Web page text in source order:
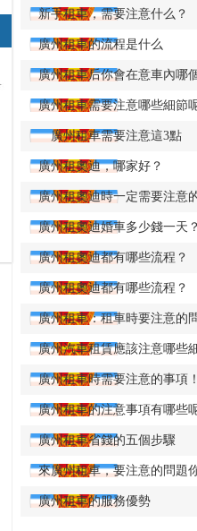
新手租車，需要注意什么？
廣州租車的流程是什么
廣州租車后你會在意車內哪
廣州租車需要注意哪些細節
廣州租車需要注意這3點
廣州租奧迪，哪家好？
廣州租奧迪時一定需要注意
廣州租奧迪婚車多少錢一天
廣州租奧迪都有哪些流程？
廣州租奧迪都有哪些流程？
廣州租車：租車時要注意的
廣州汽車租賃應該注意哪些
廣州租車時需要注意的事項
廣州租車的注意事項有哪些
廣州租車省錢的五個步驟
來廣州租車，要注意的問題
廣州租車的服務優勢